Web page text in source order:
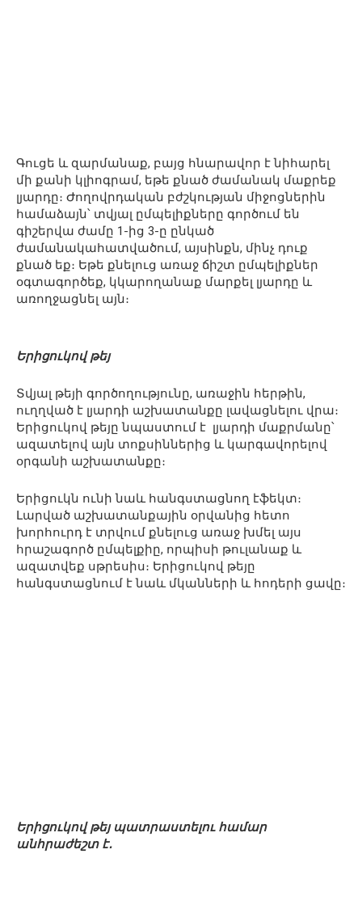
Գուցե և զարմանաք, բայց հնարավոր է նիհարել
մի քանի կլիոգրամ, եթե քնած ժամանակ մաքրեք
լյարդը։ Ժողովրդական բժշկության միջոցներին
համաձայն՝ տվյալ ըմպելիքները գործում են
գիշերվա ժամը 1-ից 3-ը ընկած
ժամանակահատվածում, այսինքն, մինչ դուք
քնած եք։ Եթե քնելուց առաջ ճիշտ ըմպելիքներ
օգտագործեք, կկարողանաք մարքել լյարդը և
առողջացնել այն։
Երիցուկով թեյ
Տվյալ թեյի գործողությունը, առաջին հերթին,
ուղղված է լյարդի աշխատանքը լավացնելու վրա։
Երիցուկով թեյը նպաստում է լյարդի մաքրմանը՝
ազատելով այն տոքսիններից և կարգավորելով
օրգանի աշխատանքը։
Երիցուկն ունի նաև հանգստացնող էֆեկտ։
Լարված աշխատանքային օրվանից հետո
խորհուրդ է տրվում քնելուց առաջ խմել այս
հրաշագործ ըմպելքիը, որպիսի թուլանաք և
ազատվեք սթրեսիս։ Երիցուկով թեյը
հանգստացնում է նաև մկանների և հոդերի ցավը։
Երիցուկով թեյ պատրաստելու համար
անհրաժեշտ է․